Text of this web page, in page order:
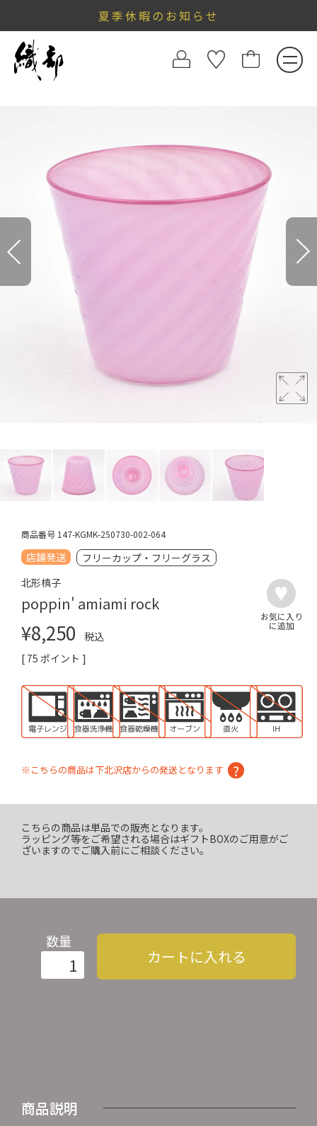
夏季休暇のお知らせ
商品番号 147-KGMK-250730-002-064
店舗発送
フリーカップ・フリーグラス
北形槙子
poppin' amiami rock
¥8,250
税込
[ 75 ポイント ]
※こちらの商品は下北沢店からの発送となります
こちらの商品は単品での販売となります。
ラッピング等をご希望される場合はギフトBOXのご用意がご
ざいますのでご購入前にご相談ください。
数量
カートに入れる
商品説明